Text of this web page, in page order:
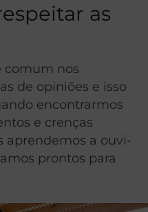
as
comum nos
de opiniões e isso
encontrarmos
e crenças
aprendemos a ouvi-
prontos para